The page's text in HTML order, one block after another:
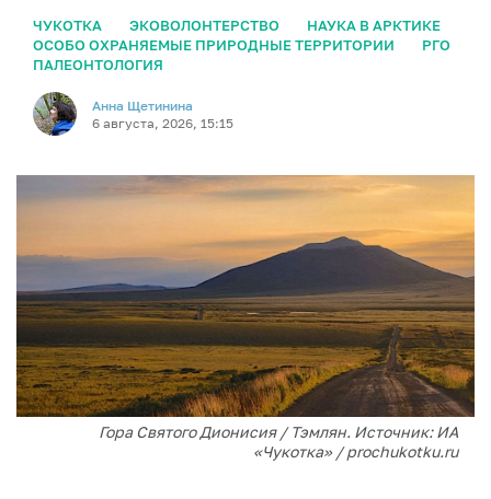
ЧУКОТКА ЭКОВОЛОНТЕРСТВО
НАУКА В АРКТИКЕ
ОСОБО ОХРАНЯЕМЫЕ ПРИРОДНЫЕ ТЕРРИТОРИИ
РГО
ПАЛЕОНТОЛОГИЯ
Анна Щетинина
6 августа, 2026, 15:15
Гора Святого Дионисия / Тэмлян. Источник: ИА
«Чукотка» / prochukotku.ru